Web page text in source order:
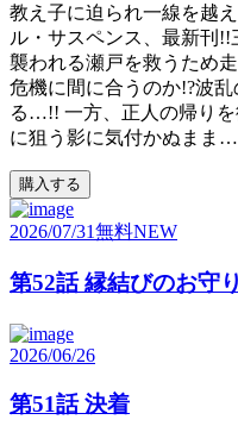
教え子に迫られ一線を越
ル・サスペンス、最新刊
襲われる瀬戸を救うため
危機に間に合うのか!?波
る…!! 一方、正人の帰り
に狙う影に気付かぬまま
購入する
2026/07/31無料NEW
第52話 縁結びのお守り
2026/06/26
第51話 決着